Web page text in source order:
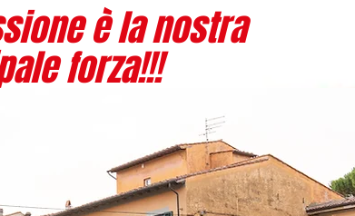
è la nostra
forza!!!